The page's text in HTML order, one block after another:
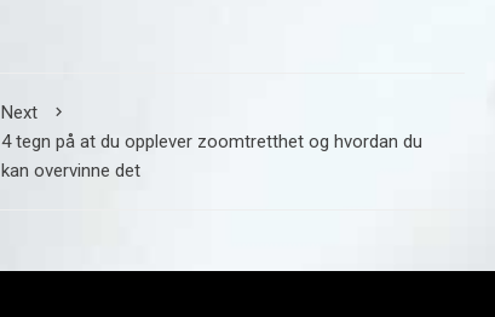
Next
4 tegn på at du opplever zoomtretthet og hvordan du
kan overvinne det